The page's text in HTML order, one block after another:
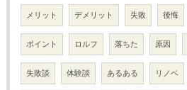
メリット デメリット 失敗 後悔
ポイント ロルフ 落ちた 原因
失敗談 体験談 あるある リノベ